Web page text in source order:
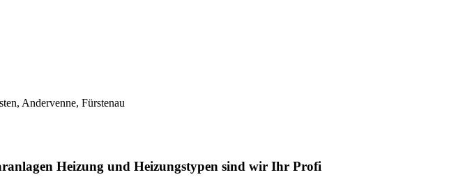
Andervenne, Fürstenau
Heizung und Heizungstypen sind wir Ihr Profi